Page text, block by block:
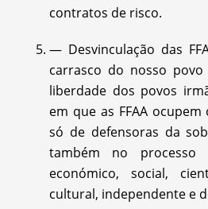
contratos de risco.
— Desvinculação das
carrasco do nosso
liberdade dos povos
em que as FFAA
só de defensoras da
também no processo
económico, social,
cultural, independente e